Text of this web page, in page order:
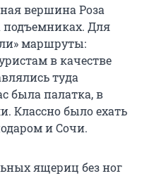
вершина Роза
подъемниках. Для
маршруты:
в качестве
туда
была палатка, в
Классно было ехать
и Сочи.
ящериц без ног